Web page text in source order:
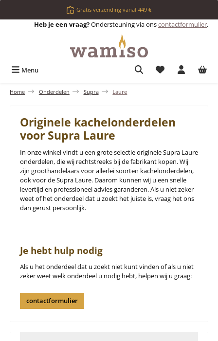
Ga naar de hoofdinhoudGratis verzending vanaf 449 €
Heb je een vraag?Ondersteuning via onscontactformulier.
Menu Je hebt 0 items
Home Onderdelen Supra Laure
Originele kachelonderdelen
voor Supra Laure
In onze winkel vindt u een grote selectie originele Supra Laure
onderdelen, die wij rechtstreeks bij de fabrikant kopen. Wij
zijn groothandelaars voor allerlei soorten kachelonderdelen,
ook voor de Supra Laure. Daarom kunnen wij u een snelle
levertijd en professioneel advies garanderen. Als u niet zeker
weet of het onderdeel dat u zoekt het juiste is, vraag het ons
dan gerust persoonlijk.
Je hebt hulp nodig
Als u het onderdeel dat u zoekt niet kunt vinden of als u niet
zeker weet welk onderdeel u nodig hebt, helpen wij u graag:
contactformulier